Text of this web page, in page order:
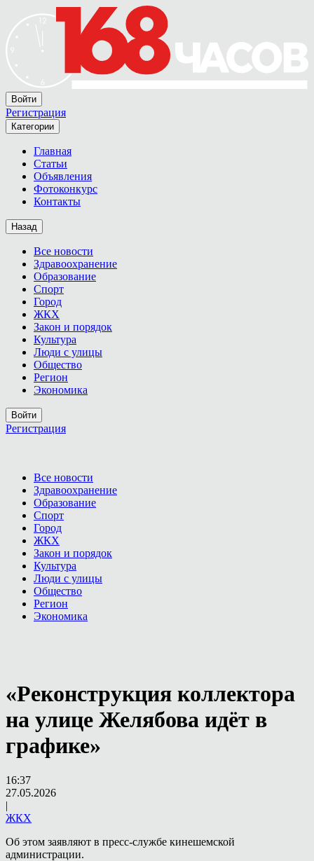
Войти
Регистрация
Категории
Главная
Статьи
Объявления
Фотоконкурс
Контакты
Назад
Все новости
Здравоохранение
Образование
Спорт
Город
ЖКХ
Закон и порядок
Культура
Люди с улицы
Общество
Регион
Экономика
Войти
Регистрация
Все новости
Здравоохранение
Образование
Спорт
Город
ЖКХ
Закон и порядок
Культура
Люди с улицы
Общество
Регион
Экономика
«Реконструкция коллектора
на улице Желябова идёт в
графике»
16:37
27.05.2026
|
ЖКХ
Об этом заявляют в пресс-службе кинешемской
администрации.